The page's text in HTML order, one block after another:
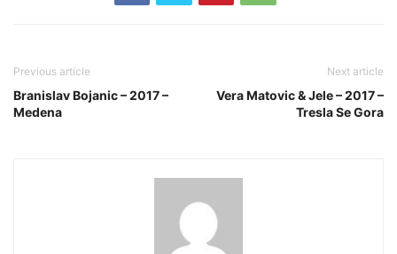
Previous article
Branislav Bojanic – 2017 –
Medena
Next article
Vera Matovic & Jele – 2017 –
Tresla Se Gora